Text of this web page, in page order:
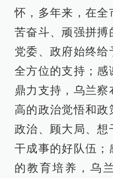
怀，多年来，在全
苦奋斗、顽强拼搏
党委、政府始终给
全方位的支持；感
鼎力支持，乌兰
高的政治觉悟和
政治、顾大局、
干成事的好队伍；
的教育培养，乌